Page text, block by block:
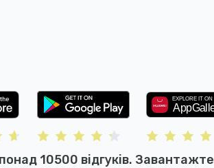
10500 відгуків. Завантажте